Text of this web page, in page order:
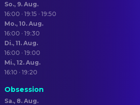
So., 9. Aug.
16:00 · 19:15 · 19:50
Mo., 10. Aug.
16:00 · 19:30
Di., 11. Aug.
16:00 · 19:00
Mi., 12. Aug.
16:10 · 19:20
Obsession
Sa., 8. Aug.